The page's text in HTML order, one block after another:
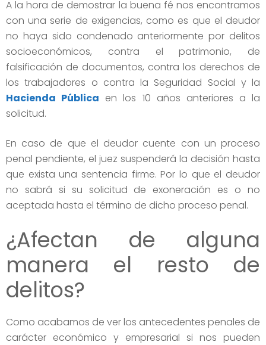
A la hora de demostrar la buena fé nos encontramos
con una serie de exigencias, como es que el deudor
no haya sido condenado anteriormente por delitos
socioeconómicos, contra el patrimonio, de
falsificación de documentos, contra los derechos de
los trabajadores o contra la Seguridad Social y la
Hacienda Pública en los 10 años anteriores a la
solicitud.
En caso de que el deudor cuente con un proceso
penal pendiente, el juez suspenderá la decisión hasta
que exista una sentencia firme. Por lo que el deudor
no sabrá si su solicitud de exoneración es o no
aceptada hasta el término de dicho proceso penal.
¿Afectan de alguna
manera el resto de
delitos?
Como acabamos de ver los antecedentes penales de
carácter económico y empresarial si nos pueden